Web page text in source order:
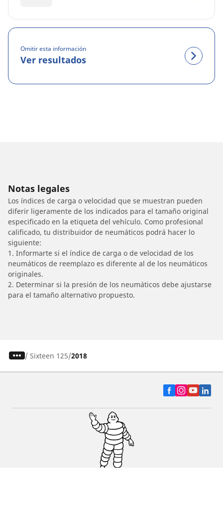
Omitir esta información
Ver resultados
Notas legales
Los índices de carga o velocidad que se muestran pueden
diferir ligeramente de los indicados para el tamaño original
especificado en la etiqueta del vehículo. Como profesional
calificado, tu distribuidor de neumáticos podrá hacer lo
siguiente:
1. Informarte si el índice de carga o de velocidad de los
neumáticos de reemplazo es diferente al de los neumáticos
originales.
2. Determinar si la presión de los neumáticos debe ajustarse
para el tamaño alternativo propuesto.
/ Sixteen 125 2018